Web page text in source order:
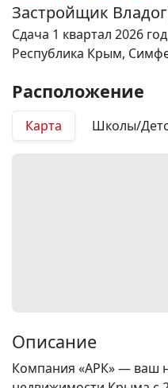
Застройщик
Сдача 1 квартал 2026 год
Республика Крым,
Расположение
Карта Школы/
Описание
Компания «АРК» — ваш